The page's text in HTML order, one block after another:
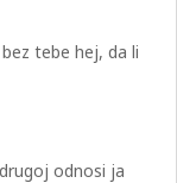
tebe hej, da li
odnosi ja